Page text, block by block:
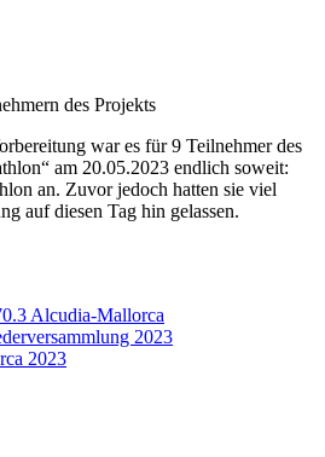
des Projekts
war es für 9 Teilnehmer des
am 20.05.2023 endlich soweit:
an. Zuvor jedoch hatten sie viel
auf diesen Tag hin gelassen.
Alcudia-Mallorca
2023
2023